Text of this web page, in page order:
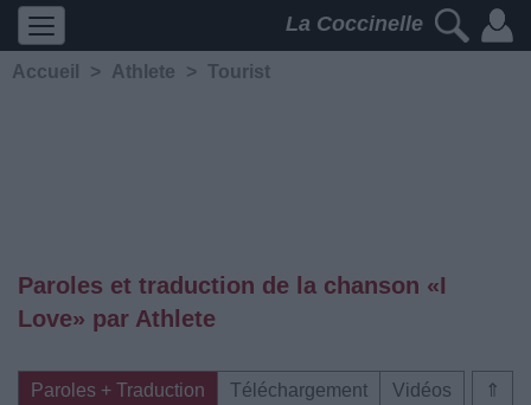
La Coccinelle
Accueil > Athlete > Tourist
Paroles et traduction de la chanson «I
Love» par Athlete
⇑
Paroles + Traduction Téléchargement
Vidéos